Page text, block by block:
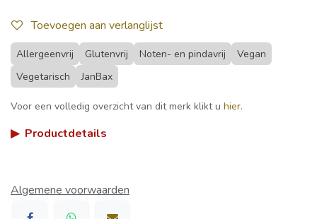
Toevoegen aan verlanglijst
Allergeenvrij Glutenvrij Noten- en pindavrij
Vegan
Vegetarisch
JanBax
Voor een volledig overzicht van dit merk klikt u hier.
▶ Productdetails
Algemene voorwaarden